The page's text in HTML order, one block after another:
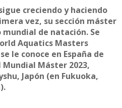
creciendo y haciendo
vez, su sección máster
de natación. Se
Aquatics Masters
le conoce en España de
Máster 2023,
Japón (en Fukuoka,